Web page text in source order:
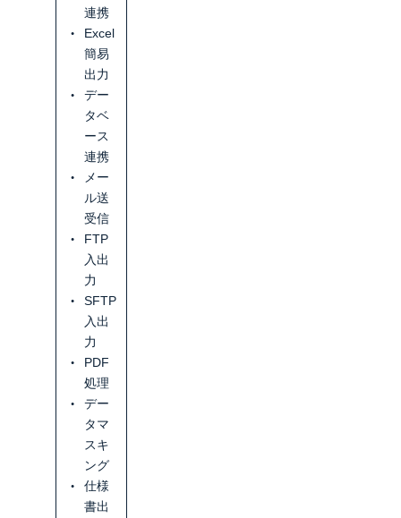
連携
Excel
簡易
出力
デー
タベ
ース
連携
メー
ル送
受信
FTP
入出
力
SFTP
入出
力
PDF
処理
デー
タマ
スキ
ング
仕様
書出